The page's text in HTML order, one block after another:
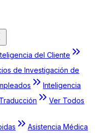
del Cliente
de Investigación de
Inteligencia
Ver Todos
Asistencia Médica